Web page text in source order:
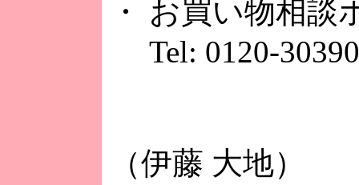
・ お買い物相談
Tel: 0120-
（伊藤 大地）